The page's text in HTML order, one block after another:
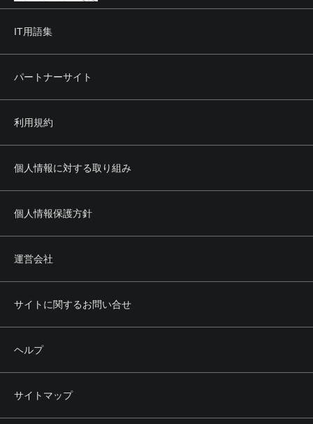
IT用語集
パートナーサイト
利用規約
個人情報に対する取り組み
個人情報保護方針
運営会社
サイトに関するお問い合せ
ヘルプ
サイトマップ